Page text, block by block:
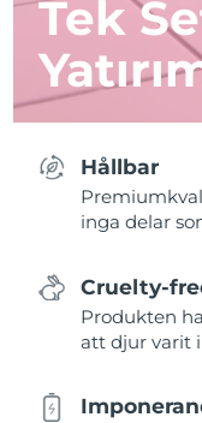
Tek
Hållbar
inga delar
Cruelty-
Produkten
att djur varit